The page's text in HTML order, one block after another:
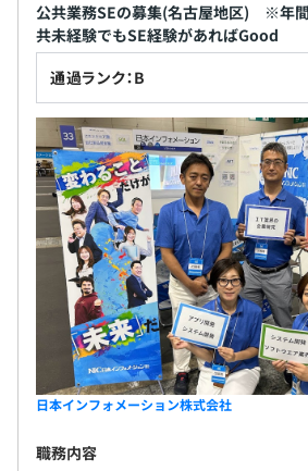
公共業務SEの募集(名古屋地区) ※年
共未経験でもSE経験があればGood
通過ランク：B
日本インフォメーション株式会社
職務内容